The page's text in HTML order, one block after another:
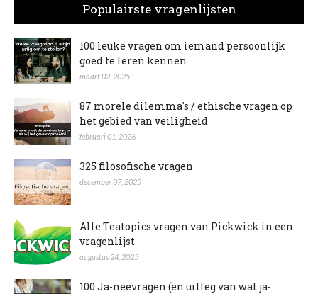
Populairste vragenlijsten
100 leuke vragen om iemand persoonlijk
goed te leren kennen
maart 02, 2025
87 morele dilemma's / ethische vragen op
het gebied van veiligheid
februari 01, 2026
325 filosofische vragen
december 07, 2025
Alle Teatopics vragen van Pickwick in een
vragenlijst
augustus 24, 2025
100 Ja-neevragen (en uitleg van wat ja-